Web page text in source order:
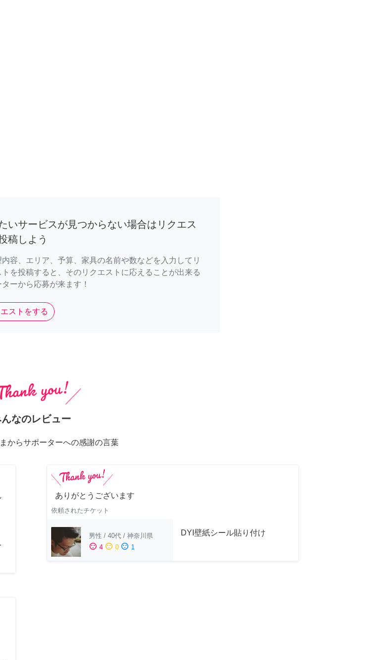
いサービスが見つからない場合はリクエス
稿しよう
内容、エリア、予算、家具の名前や数などを入力してリ
トを投稿すると、そのリクエストに応えることが出来る
ーから応募が来ます！
ストをする
なのレビュー
からサポーターへの感謝の言葉
ありがとうございます
依頼されたチケット
男性 / 40代 / 神奈川県
sentiment_satisfied 4 sentiment_neutral 0 sentiment_dissatisfied 1
DYI壁紙シール貼り付け